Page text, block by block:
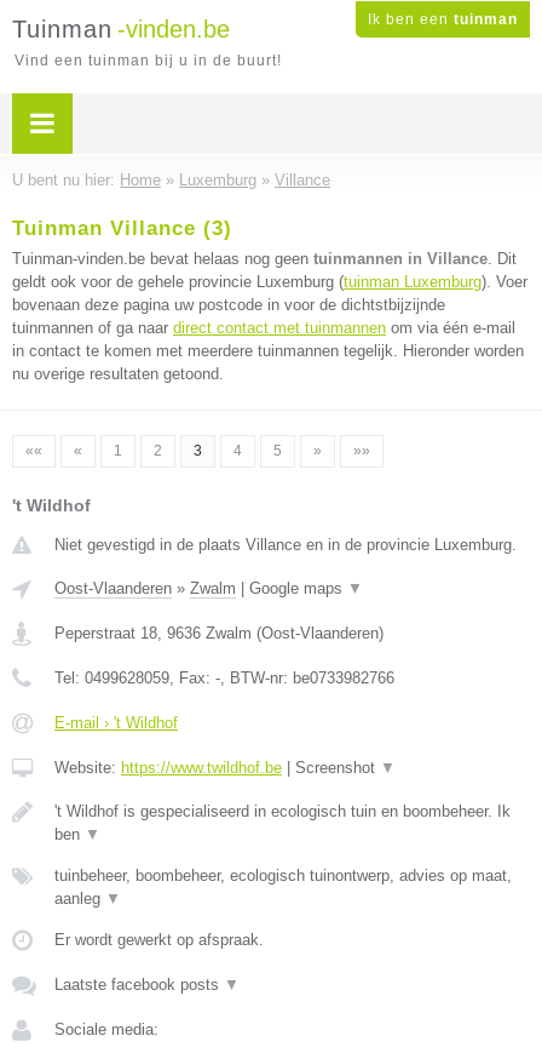
Ik ben een tuinman
Tuinman -vinden.be
Vind een tuinman bij u in de buurt!
U bent nu hier: Home » Luxemburg » Villance
Tuinman Villance (3)
Tuinman-vinden.be bevat helaas nog geen tuinmannen in Villance. Dit
geldt ook voor de gehele provincie Luxemburg (tuinman Luxemburg). Voer
bovenaan deze pagina uw postcode in voor de dichtstbijzijnde
tuinmannen of ga naar direct contact met tuinmannen om via één e-mail
in contact te komen met meerdere tuinmannen tegelijk. Hieronder worden
nu overige resultaten getoond.
«« « 1 2 3 4 5 » »»
't Wildhof
Niet gevestigd in de plaats Villance en in de provincie Luxemburg.
Oost-Vlaanderen » Zwalm Google maps ▼
Peperstraat 18, 9636 Zwalm (Oost-Vlaanderen)
Tel: 0499628059, Fax: -, BTW-nr: be0733982766
E-mail › 't Wildhof
Website: https://www.twildhof.be Screenshot ▼
't Wildhof is gespecialiseerd in ecologisch tuin en boombeheer. Ik
ben ▼
tuinbeheer, boombeheer, ecologisch tuinontwerp, advies op maat,
aanleg ▼
Er wordt gewerkt op afspraak.
Laatste facebook posts ▼
Sociale media: